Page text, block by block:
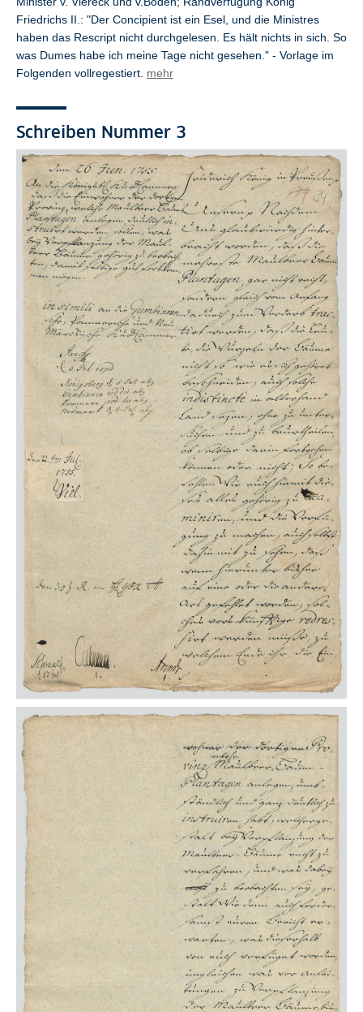
Friedrichs II.: "Der Concipient ist ein Esel, und die Ministres
haben das Rescript nicht durchgelesen. Es hält nichts in sich. So
was Dumes habe ich meine Tage nicht gesehen." - Vorlage im
Folgenden vollregestiert. mehr
Schreiben Nummer 3